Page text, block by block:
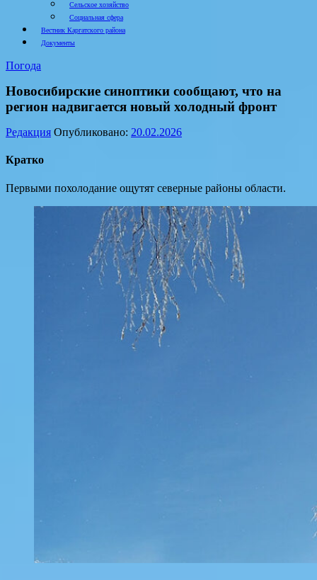
Сельское хозяйство
Социальная сфера
Вестник Каргатского района
Документы
Погода
Новосибирские синоптики сообщают, что на
регион надвигается новый холодный фронт
Редакция Опубликовано: 20.02.2026
Кратко
Первыми похолодание ощутят северные районы области.